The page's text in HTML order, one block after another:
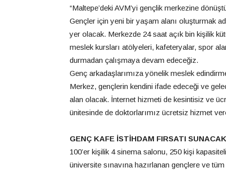
“Maltepe’deki AVM’yi gençlik merkezine
Gençler için yeni bir yaşam alanı oluşturmak
yer olacak. Merkezde 24 saat açık bin kişilik
meslek kursları atölyeleri, kafeteryalar, spor
durmadan çalışmaya devam edeceğiz.
Genç arkadaşlarımıza yönelik meslek
Merkez, gençlerin kendini ifade edeceği ve
alan olacak. İnternet hizmeti de kesintisiz ve
ünitesinde de doktorlarımız ücretsiz hizmet
GENÇ KAFE İSTİHDAM FIRSATI SUNACAK
100’er kişilik 4 sinema salonu, 250 kişi
üniversite sınavına hazırlanan gençlere ve